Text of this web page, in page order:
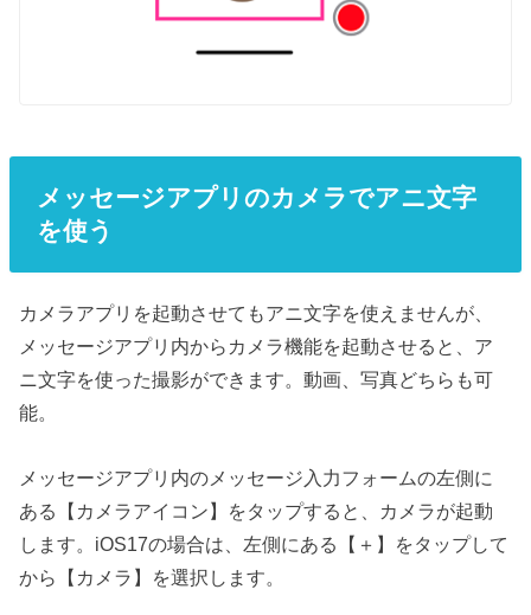
メッセージアプリのカメラでアニ文字
を使う
カメラアプリを起動させてもアニ文字を使えませんが、
メッセージアプリ内からカメラ機能を起動させると、ア
ニ文字を使った撮影ができます。動画、写真どちらも可
能。
メッセージアプリ内のメッセージ入力フォームの左側に
ある【カメラアイコン】をタップすると、カメラが起動
します。iOS17の場合は、左側にある【＋】をタップして
から【カメラ】を選択します。